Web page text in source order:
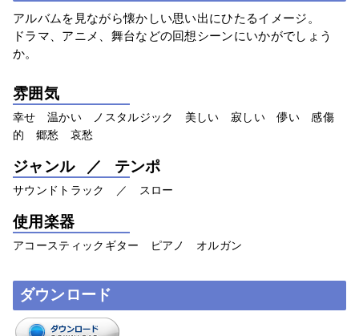
アルバムを見ながら懐かしい思い出にひたるイメージ。
ドラマ、アニメ、舞台などの回想シーンにいかがでしょう
か。
雰囲気
幸せ 温かい ノスタルジック 美しい 寂しい 儚い 感傷
的 郷愁 哀愁
ジャンル ／ テンポ
サウンドトラック ／ スロー
使用楽器
アコースティックギター ピアノ オルガン
ダウンロード